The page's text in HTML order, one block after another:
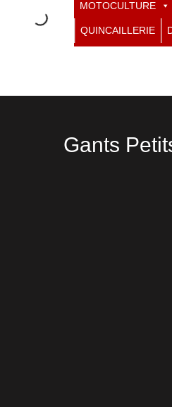
MOTOCULTURE
QUINCAILLERIE
Gants